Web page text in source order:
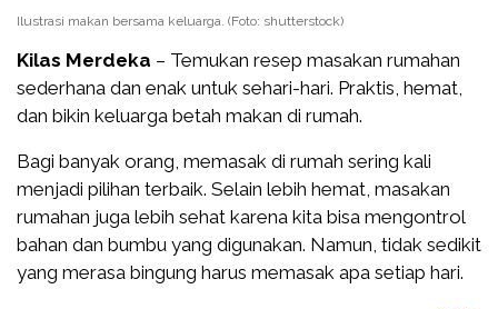
Ilustrasi makan bersama keluarga. (Foto: shutterstock)
Kilas Merdeka – Temukan resep masakan rumahan
sederhana dan enak untuk sehari-hari. Praktis, hemat,
dan bikin keluarga betah makan di rumah.
Bagi banyak orang, memasak di rumah sering kali
menjadi pilihan terbaik. Selain lebih hemat, masakan
rumahan juga lebih sehat karena kita bisa mengontrol
bahan dan bumbu yang digunakan. Namun, tidak sedikit
yang merasa bingung harus memasak apa setiap hari.